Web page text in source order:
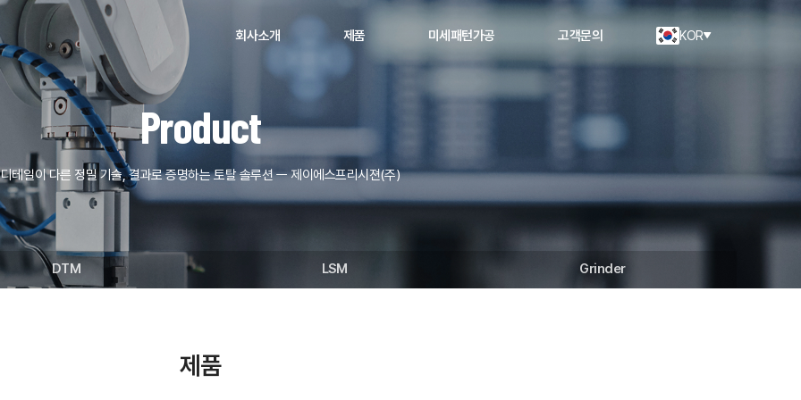
회사소개 제품 미세패턴가공 고객문의 KOR
Product
디테일이 다른 정밀 기술, 결과로 증명하는 토탈 솔루션 ㅡ 제이에스프리시젼(주)
DTM LSM Grinder
제품